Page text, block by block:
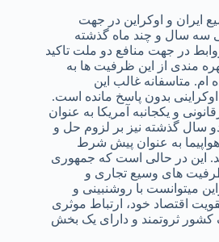
ایران و اوکراین در جهت
سه سال و چند ماه گذشته
در جهت منافع دو ملت تاکید
مندی از این ظرفیت ها به
ام. متاسفانه غالب این
بدون پاسخ مانده است.
و یکجانبه آمریکا به عنوان
سال گذشته نیز بر لزوم حل و
به عنوان پیش شرط
این در حالی­ است که جمهوری
های وسیع تجاری و
می­توانست با روشن­بینی و
اقتصاد خود، ارتباط موثری
کشور ثروتمند و دارای یک بخش